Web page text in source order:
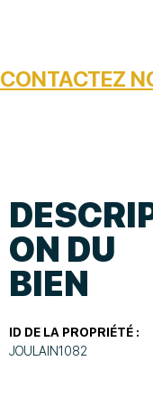
CONTACTEZ
ON DU
BIEN
ID DE LA PROPRIÉTÉ :
JOULAIN1082